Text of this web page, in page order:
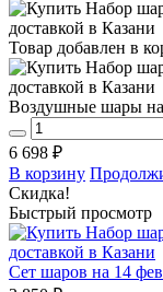
Товар добавлен в
Воздушные шары на
6 698 ₽
В корзину
Скидка!
Быстрый просмотр
Сет шаров на 14